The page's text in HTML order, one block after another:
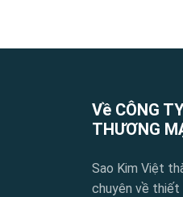
Về CÔNG
THƯƠNG
Sao Kim Việt
chuyên về thiết